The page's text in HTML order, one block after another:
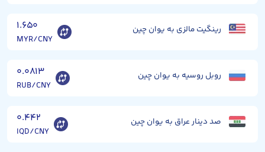
رینگیت مالزی به یوان چین ۱.۶۵۰
MYR/CNY
روبل روسیه به یوان چین ۰.۰۸۱۳
RUB/CNY
صد دینار عراق به یوان چین ۰.۴۴۲
IQD/CNY